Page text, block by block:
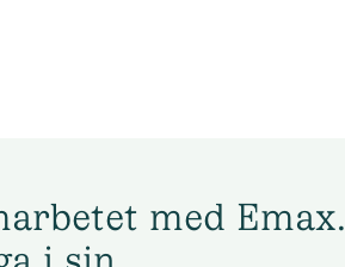
med Emax.